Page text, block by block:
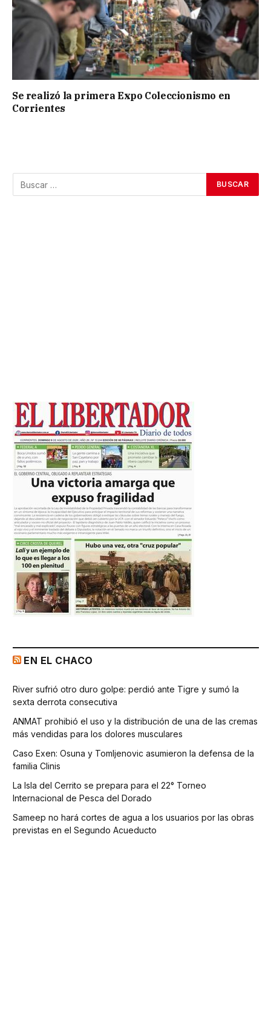
Se realizó la primera Expo Coleccionismo en
Corrientes
EN EL CHACO
River sufrió otro duro golpe: perdió ante Tigre y sumó la
sexta derrota consecutiva
ANMAT prohibió el uso y la distribución de una de las cremas
más vendidas para los dolores musculares
Caso Exen: Osuna y Tomljenovic asumieron la defensa de la
familia Clinis
La Isla del Cerrito se prepara para el 22° Torneo
Internacional de Pesca del Dorado
Sameep no hará cortes de agua a los usuarios por las obras
previstas en el Segundo Acueducto